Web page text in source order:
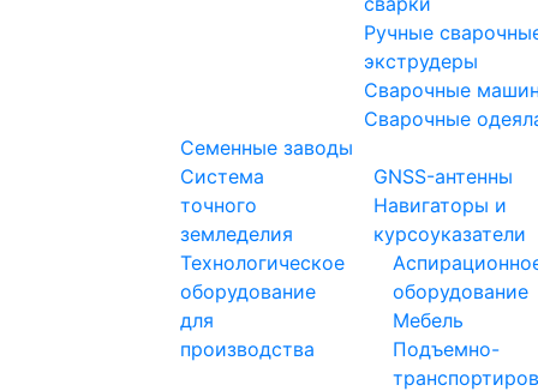
Ручные
экструдеры
Сварочные
Сварочные
Семенные заводы
Система
точного
земледелия
GNSS-антенны
Навигаторы и
курсоуказатели
Технологическое
оборудование
для
производства
оборудование
Мебель
Подъемно-